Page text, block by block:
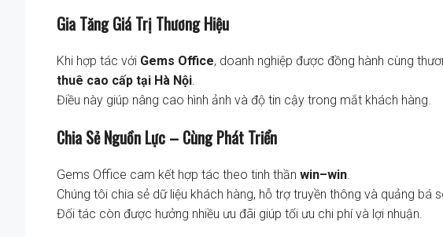
Gia Tăng Giá Trị Thương Hiệu
Khi hợp tác với Gems Office, doanh nghiệp được đồng hành cùng
thuê cao cấp tại Hà Nội
Điều này giúp nâng cao hình ảnh và độ tin cậy trong mắt khách hàng.
Chia Sẻ Nguồn Lực – Cùng Phát Triển
Gems Office cam kết hợp tác theo tinh thần win–win
Chúng tôi chia sẻ dữ liệu khách hàng, hỗ trợ truyền thông và quảng bá
Đối tác còn được hưởng nhiều ưu đãi giúp tối ưu chi phí và lợi nhuận.